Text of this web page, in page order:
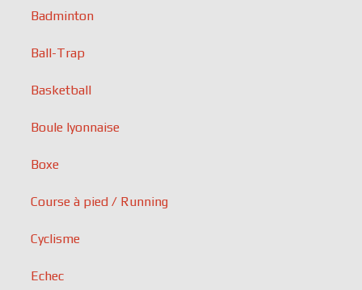
Badminton
Ball-Trap
Basketball
Boule lyonnaise
Boxe
Course à pied / Running
Cyclisme
Echec